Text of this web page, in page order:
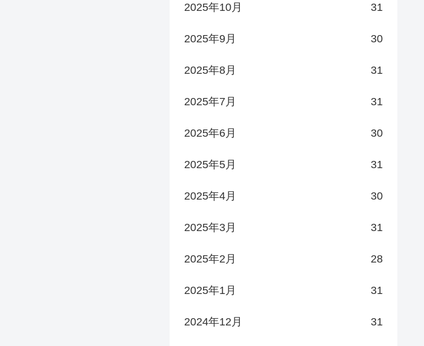
2025年10月 31
2025年9月 30
2025年8月 31
2025年7月 31
2025年6月 30
2025年5月 31
2025年4月 30
2025年3月 31
2025年2月 28
2025年1月 31
2024年12月 31